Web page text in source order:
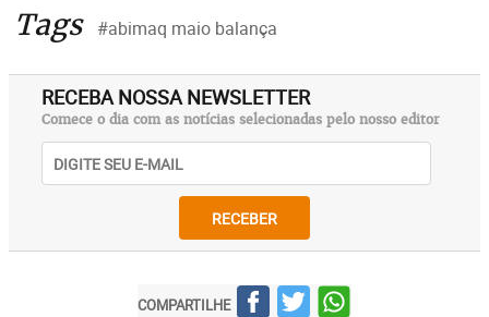
Tags #abimaq maio balança
RECEBA NOSSA NEWSLETTER
Comece o dia com as notícias selecionadas pelo nosso editor
RECEBER
COMPARTILHE